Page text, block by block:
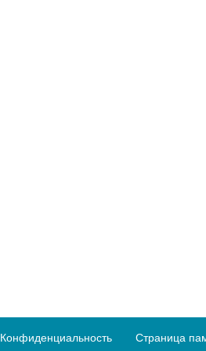
Конфиденциальность Страница